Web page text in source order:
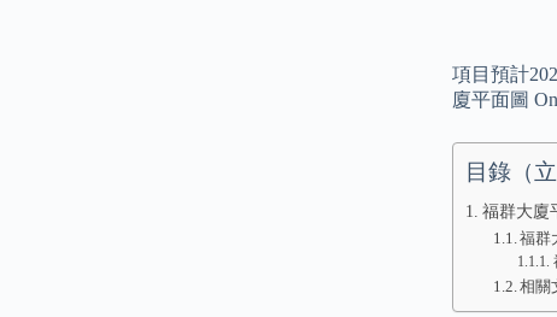
項目預計
廈平面圖
目錄（
福群大廈
福群
相關